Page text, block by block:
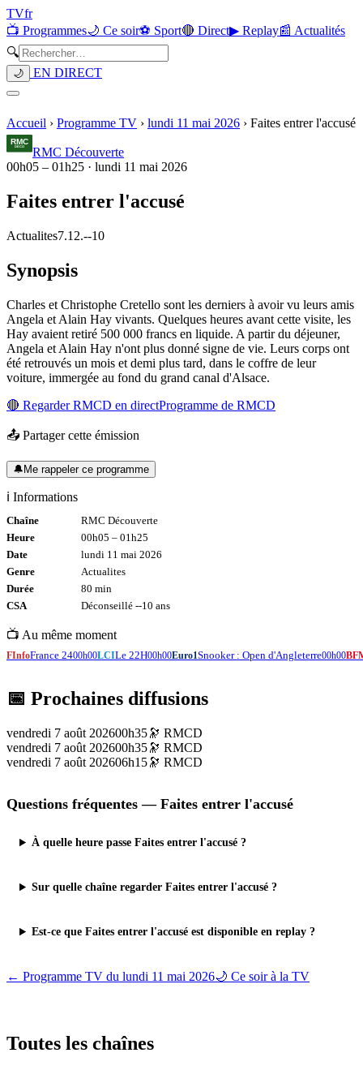
TVfr
📺 Programmes🌙 Ce soir⚽ Sport🔴 Direct▶ Replay📰 Actualités
🔍
🌙 EN DIRECT
Accueil › Programme TV › lundi 11 mai 2026 › Faites entrer l'accusé
RMC Découverte
00h05 – 01h25 · lundi 11 mai 2026
Faites entrer l'accusé
Actualites7.12.--10
Synopsis
Charles et Christophe Cretello sont les derniers à avoir vu leurs amis
Angela et Alain Hay vivants. Quelques heures avant cette visite, les
Hay avaient retiré 500 000 francs en liquide. A partir du déjeuner,
Angela et Alain Hay n'ont plus donné signe de vie. Leurs corps ont
été retrouvés un mois et demi plus tard, dans le coffre de leur
voiture, immergée au fond du grand canal d'Alsace.
🔴 RegarderRMCD en directProgramme de RMCD
📤 Partager cette émission
🔔Me rappeler ce programme
ℹ️ Informations
Chaîne
RMC Découverte
Heure
00h05 – 01h25
Date
lundi 11 mai 2026
Genre
Actualites
Durée
80 min
CSA
Déconseillé --10 ans
📺 Au même moment
FInfoFrance 2400h00LCILe 22H00h00Euro1Snooker : Open d'Angleterre00h00
📅 Prochaines diffusions
vendredi 7 août 202600h35🔭 RMCD
vendredi 7 août 202600h35🔭 RMCD
vendredi 7 août 202606h15🔭 RMCD
Questions fréquentes — Faites entrer l'accusé
À quelle heure passe Faites entrer l'accusé ?
Sur quelle chaîne regarder Faites entrer l'accusé ?
Est-ce que Faites entrer l'accusé est disponible en replay ?
← Programme TV du lundi 11 mai 2026🌙 Ce soir à la TV
Toutes les chaînes